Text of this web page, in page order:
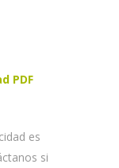
PDF
es
si